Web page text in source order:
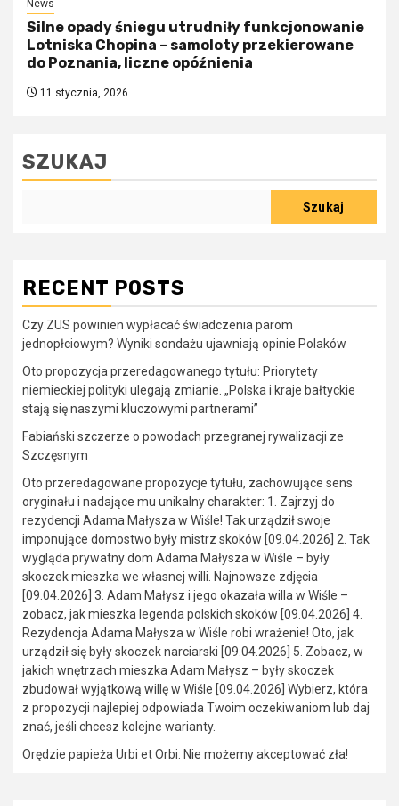
News
Silne opady śniegu utrudniły funkcjonowanie
Lotniska Chopina – samoloty przekierowane
do Poznania, liczne opóźnienia
11 stycznia, 2026
SZUKAJ
Szukaj
RECENT POSTS
Czy ZUS powinien wypłacać świadczenia parom
jednopłciowym? Wyniki sondażu ujawniają opinie Polaków
Oto propozycja przeredagowanego tytułu: Priorytety
niemieckiej polityki ulegają zmianie. „Polska i kraje bałtyckie
stają się naszymi kluczowymi partnerami”
Fabiański szczerze o powodach przegranej rywalizacji ze
Szczęsnym
Oto przeredagowane propozycje tytułu, zachowujące sens
oryginału i nadające mu unikalny charakter: 1. Zajrzyj do
rezydencji Adama Małysza w Wiśle! Tak urządził swoje
imponujące domostwo były mistrz skoków [09.04.2026] 2. Tak
wygląda prywatny dom Adama Małysza w Wiśle – były
skoczek mieszka we własnej willi. Najnowsze zdjęcia
[09.04.2026] 3. Adam Małysz i jego okazała willa w Wiśle –
zobacz, jak mieszka legenda polskich skoków [09.04.2026] 4.
Rezydencja Adama Małysza w Wiśle robi wrażenie! Oto, jak
urządził się były skoczek narciarski [09.04.2026] 5. Zobacz, w
jakich wnętrzach mieszka Adam Małysz – były skoczek
zbudował wyjątkową willę w Wiśle [09.04.2026] Wybierz, która
z propozycji najlepiej odpowiada Twoim oczekiwaniom lub daj
znać, jeśli chcesz kolejne warianty.
Orędzie papieża Urbi et Orbi: Nie możemy akceptować zła!